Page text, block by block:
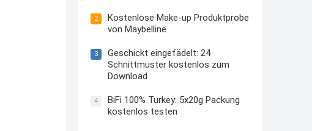
2
Kostenlose Make-up Produktprobe
von Maybelline
3
Geschickt eingefädelt: 24
Schnittmuster kostenlos zum
Download
4
BiFi 100% Turkey: 5x20g Packung
kostenlos testen